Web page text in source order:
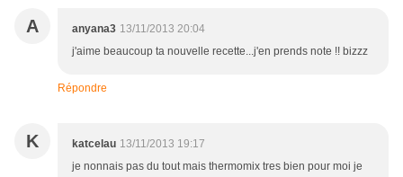
A anyana3 13/11/2013 20:04
j'aime beaucoup ta nouvelle recette...j'en prends note !! bizzz
Répondre
K katcelau 13/11/2013 19:17
je nonnais pas du tout mais thermomix tres bien pour moi je